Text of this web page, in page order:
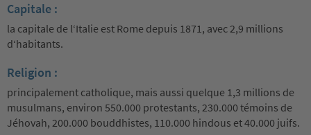
Capitale :
la capitale de l‘Italie est Rome depuis 1871, avec 2,9 millions
d‘habitants.
Religion :
principalement catholique, mais aussi quelque 1,3 millions de
musulmans, environ 550.000 protestants, 230.000 témoins de
Jéhovah, 200.000 bouddhistes, 110.000 hindous et 40.000 juifs.